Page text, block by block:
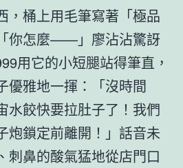
，桶上用毛筆寫著「極品
你怎麼——」廖沾沾驚訝
用它的小短腿站得筆直，
優雅地一揮：「沒時間
水餃快要拉肚子了！我們
炮鎖定前離開！」話音未
刺鼻的酸氣猛地從店門口